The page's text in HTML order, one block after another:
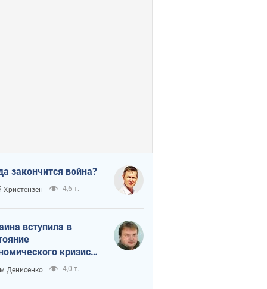
закончится война?
Христензен 4,6 т.
вступила в
кризиса.
ли свет в конце
Денисенко 4,0 т.